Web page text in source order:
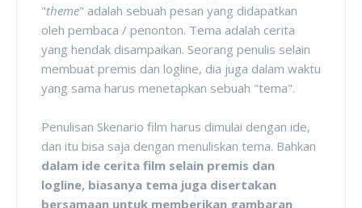
"theme" adalah sebuah pesan yang didapatkan
oleh pembaca / penonton. Tema adalah cerita
yang hendak disampaikan. Seorang penulis selain
membuat premis dan logline, dia juga dalam waktu
yang sama harus menetapkan sebuah "tema".
Penulisan Skenario film harus dimulai dengan ide,
dan itu bisa saja dengan menuliskan tema. Bahkan
dalam ide cerita film selain premis dan
logline, biasanya tema juga disertakan
bersamaan untuk memberikan gambaran